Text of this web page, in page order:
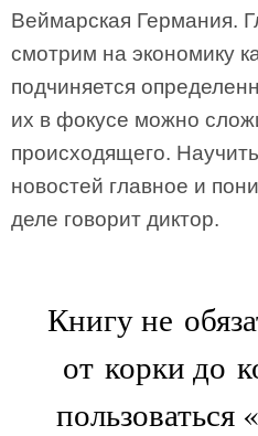
Веймарская Германия.
смотрим на экономику
подчиняется
их в фокусе можно
происходящего.
новостей главное и
деле говорит диктор.
Книгу не
от корки до